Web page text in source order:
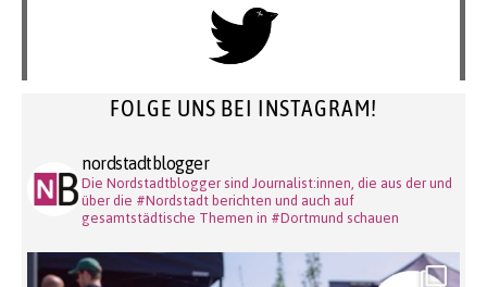
FOLGE UNS BEI INSTAGRAM!
nordstadtblogger
Die Nordstadtblogger sind Journalist:innen, die aus der und
über die #Nordstadt berichten und auch auf
gesamtstädtische Themen in #Dortmund schauen